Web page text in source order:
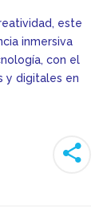
este
inmersiva
con el
y digitales en